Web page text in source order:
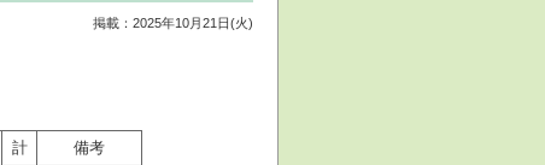
掲載：2025年10月21日(火)
計
備考